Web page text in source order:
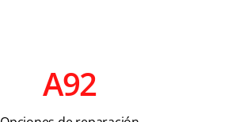
A92